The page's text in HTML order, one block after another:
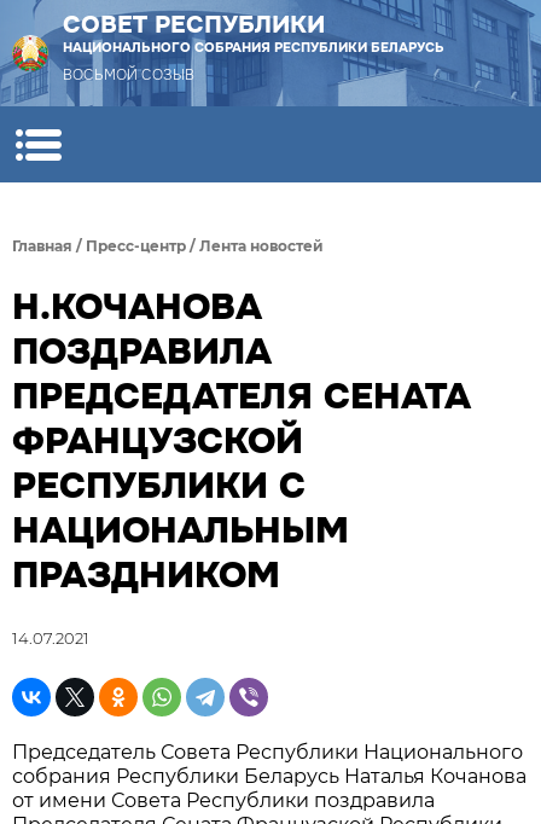
СОВЕТ РЕСПУБЛИКИ
НАЦИОНАЛЬНОГО СОБРАНИЯ РЕСПУБЛИКИ БЕЛАРУСЬ
ВОСЬМОЙ СОЗЫВ
Главная / Пресс-центр / Лента новостей
Н.КОЧАНОВА
ПОЗДРАВИЛА
ПРЕДСЕДАТЕЛЯ СЕНАТА
ФРАНЦУЗСКОЙ
РЕСПУБЛИКИ С
НАЦИОНАЛЬНЫМ
ПРАЗДНИКОМ
14.07.2021
Председатель Совета Республики Национального
собрания Республики Беларусь Наталья Кочанова
от имени Совета Республики поздравила